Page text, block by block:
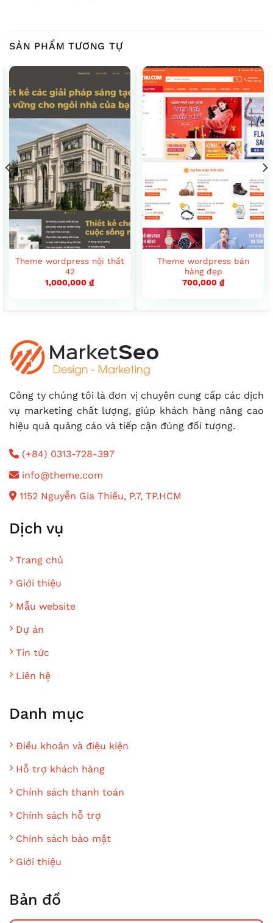
SẢN PHẨM TƯƠNG TỰ
Theme wordpress nội thất
42
1,000,000 ₫
Theme wordpress bán
hàng đẹp
700,000 ₫
Công ty chúng tôi là đơn vị chuyên cung cấp các dịch
vụ marketing chất lượng, giúp khách hàng nâng cao
hiệu quả quảng cáo và tiếp cận đúng đối tượng.
(+84) 0313-728-397
info@theme.com
1152 Nguyễn Gia Thiều, P.7, TP.HCM
Dịch vụ
Trang chủ
Giới thiệu
Mẫu website
Dự án
Tin tức
Liên hệ
Danh mục
Điều khoản và điệu kiện
Hỗ trợ khách hàng
Chính sách thanh toán
Chính sách hỗ trợ
Chính sách bảo mật
Giới thiệu
Bản đồ